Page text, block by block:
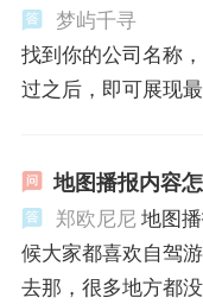
梦屿千寻
找到你的公司名称
过之后，即可展现
地图播报内容
郑欧尼尼地图
候大家都喜欢自驾
去那，很多地方都